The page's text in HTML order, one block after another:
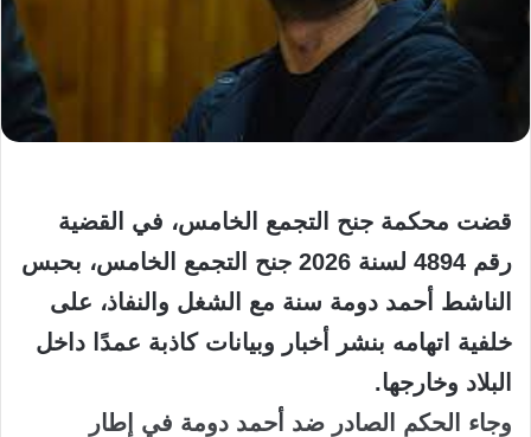
قضت محكمة جنح التجمع الخامس، في القضية
رقم 4894 لسنة 2026 جنح التجمع الخامس، بحبس
الناشط أحمد دومة سنة مع الشغل والنفاذ، على
خلفية اتهامه بنشر أخبار وبيانات كاذبة عمدًا داخل
البلاد وخارجها.
وجاء الحكم الصادر ضد أحمد دومة في إطار